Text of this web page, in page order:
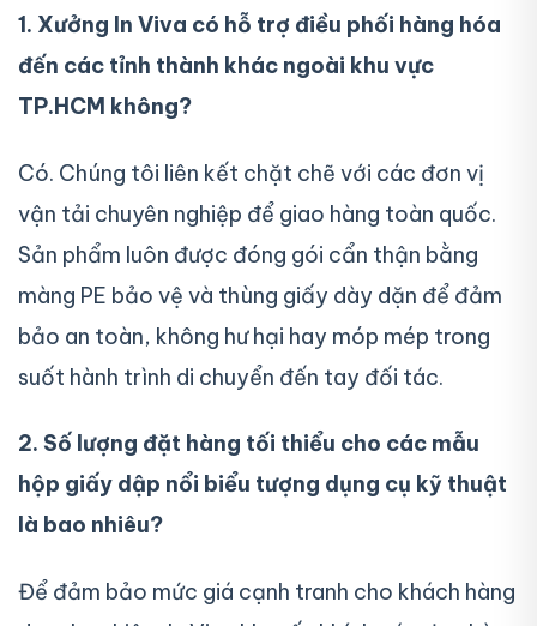
1. Xưởng In Viva có hỗ trợ điều phối hàng hóa
đến các tỉnh thành khác ngoài khu vực
TP.HCM không?
Có. Chúng tôi liên kết chặt chẽ với các đơn vị
vận tải chuyên nghiệp để giao hàng toàn quốc.
Sản phẩm luôn được đóng gói cẩn thận bằng
màng PE bảo vệ và thùng giấy dày dặn để đảm
bảo an toàn, không hư hại hay móp mép trong
suốt hành trình di chuyển đến tay đối tác.
2. Số lượng đặt hàng tối thiểu cho các mẫu
hộp giấy dập nổi biểu tượng dụng cụ kỹ thuật
là bao nhiêu?
Để đảm bảo mức giá cạnh tranh cho khách hàng